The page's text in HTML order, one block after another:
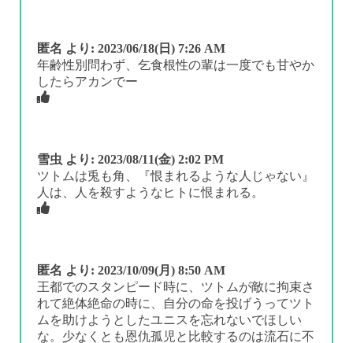
匿名 より: 2023/06/18(日) 7:26 AM
年齢性別問わず、乞食根性の輩は一度でも甘やか
したらアカンでー
雪虫 より: 2023/08/11(金) 2:02 PM
ツトムは兎も角、『恨まれるような人じゃない』
人は、人を殺すようなヒトに恨まれる。
匿名 より: 2023/10/09(月) 8:50 AM
王都でのスタンピード時に、ツトムが敵に拘束さ
れて絶体絶命の時に、自分の命を投げうってツト
ムを助けようとしたユニスを忘れないでほしい
な。少なくとも恩仇孤児と比較するのは流石に不